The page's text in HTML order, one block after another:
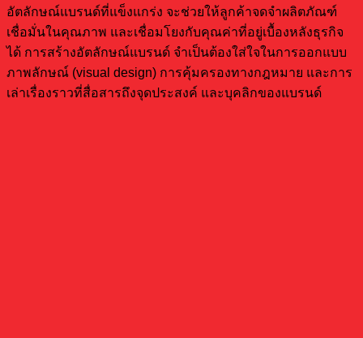
อัตลักษณ์แบรนด์ที่แข็งแกร่ง จะช่วยให้ลูกค้าจดจำผลิตภัณฑ์
เชื่อมั่นในคุณภาพ และเชื่อมโยงกับคุณค่าที่อยู่เบื้องหลังธุรกิจ
ได้ การสร้างอัตลักษณ์แบรนด์ จำเป็นต้องใส่ใจในการออกแบบ
ภาพลักษณ์ (visual design) การคุ้มครองทางกฎหมาย และการ
เล่าเรื่องราวที่สื่อสารถึงจุดประสงค์ และบุคลิกของแบรนด์